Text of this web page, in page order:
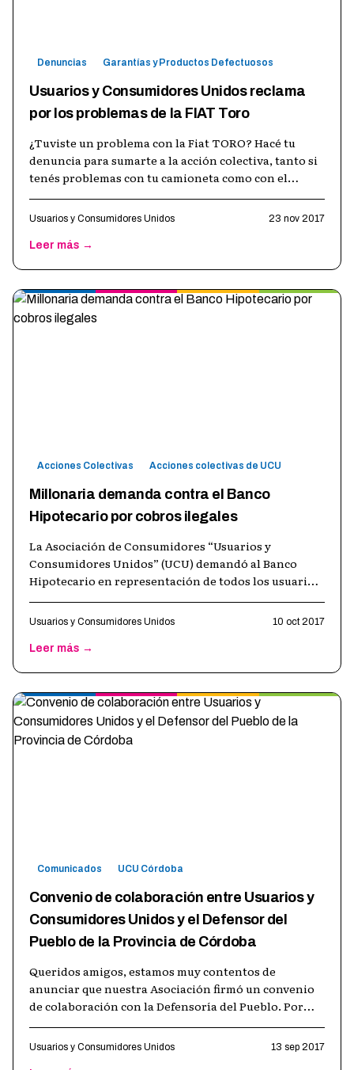
Denuncias Garantías y Productos Defectuosos
Usuarios y Consumidores Unidos reclama
por los problemas de la FIAT Toro
¿Tuviste un problema con la Fiat TORO? Hacé tu
denuncia para sumarte a la acción colectiva, tanto si
tenés problemas con tu camioneta como con el
Usuarios y Consumidores Unidos 23 nov 2017
Leer más →
Acciones Colectivas Acciones colectivas de UCU
Millonaria demanda contra el Banco
Hipotecario por cobros ilegales
La Asociación de Consumidores “Usuarios y
Consumidores Unidos” (UCU) demandó al Banco
Hipotecario en representación de todos los usuarios
Usuarios y Consumidores Unidos 10 oct 2017
Leer más →
Comunicados UCU Córdoba
Convenio de colaboración entre Usuarios y
Consumidores Unidos y el Defensor del
Pueblo de la Provincia de Córdoba
Queridos amigos, estamos muy contentos de
anunciar que nuestra Asociación firmó un convenio
de colaboración con la Defensoría del Pueblo. Por
Usuarios y Consumidores Unidos 13 sep 2017